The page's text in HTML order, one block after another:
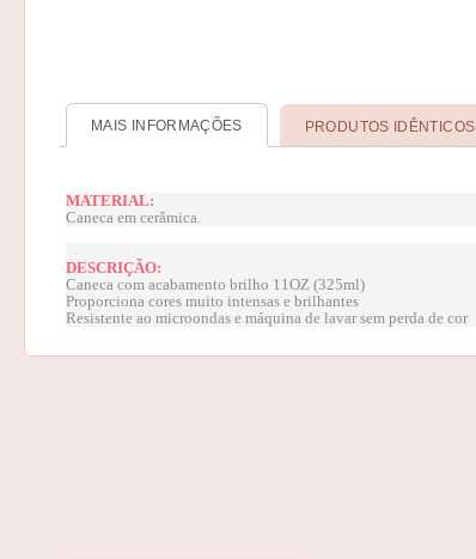
MAIS INFORMAÇÕES PRODUTOS IDÊNTICOS
MATERIAL:
Caneca em cerâmica.
DESCRIÇÃO:
Caneca com acabamento brilho 11OZ (325ml)
Proporciona cores muito intensas e brilhantes
Resistente ao microondas e máquina de lavar sem perda de cor